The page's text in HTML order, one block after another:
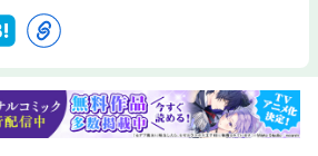
代、50代の陶芸家たちに光を当て、彼らが今
進化させていくのかに迫ります。